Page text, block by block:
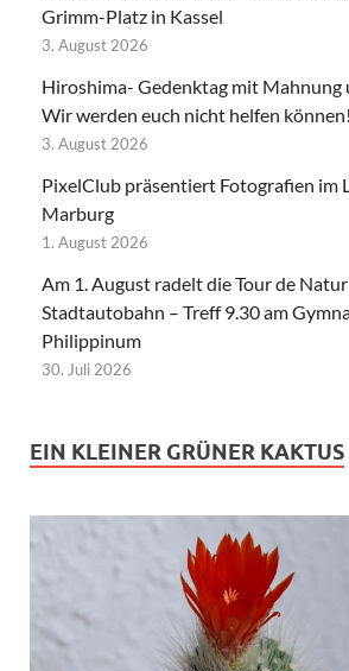
Grimm-Platz in Kassel
3. August 2026
Hiroshima- Gedenktag mit Mahnung
Wir werden euch nicht helfen können!
3. August 2026
PixelClub präsentiert Fotografien im
Marburg
1. August 2026
Am 1. August radelt die Tour de
Stadtautobahn – Treff 9.30 am
Philippinum
30. Juli 2026
EIN KLEINER GRÜNER KAKTUS